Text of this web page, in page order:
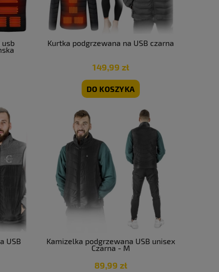
usb Kurtka podgrzewana na USB czarna
149,99 zł
DO KOSZYKA
USB Kamizelka podgrzewana USB unisex
Czarna - M
89,99 zł